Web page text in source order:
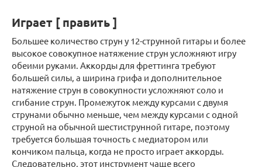
Играет [ править ]
Большее количество струн у 12-струнной гитары и более
высокое совокупное натяжение струн усложняют игру
обеими руками. Аккорды для фреттинга требуют
большей силы, а ширина грифа и дополнительное
натяжение струн в совокупности усложняют соло и
сгибание струн. Промежуток между курсами с двумя
струнами обычно меньше, чем между курсами с одной
струной на обычной шестиструнной гитаре, поэтому
требуется большая точность с медиатором или
кончиком пальца, когда не просто играет аккорды.
Следовательно, этот инструмент чаще всего